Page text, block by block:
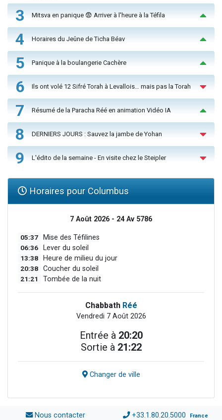
3 Mitsva en panique 😨 Arriver à l'heure à la Téfila
4 Horaires du Jeûne de Ticha Béav
5 Panique à la boulangerie Cachère
6 Ils ont volé 12 Sifré Torah à Levallois… mais pas la Torah
7 Résumé de la Paracha Réé en animation Vidéo IA
8 DERNIERS JOURS : Sauvez la jambe de Yohan
9 L'édito de la semaine - En visite chez le Steipler
Horaires pour Columbus
7 Août 2026 - 24 Av 5786
05:37 Mise des Téfilines
06:36 Lever du soleil
13:38 Heure de milieu du jour
20:38 Coucher du soleil
21:21 Tombée de la nuit
Chabbath Réé
Vendredi 7 Août 2026
Entrée à 20:20
Sortie à 21:22
Changer de ville
Nous contacter +33.1.80.20.5000 France